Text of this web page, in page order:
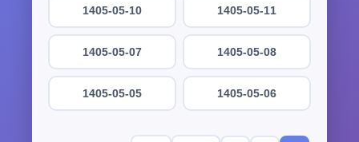
1405-05-11
1405-05-10
1405-05-08
1405-05-07
1405-05-06
1405-05-05